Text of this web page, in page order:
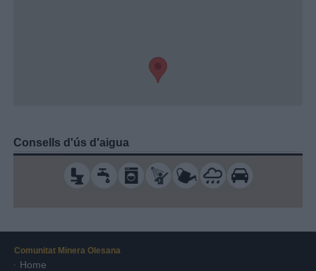
Consells d'ús d'aigua
Comunitat Minera Olesana
Home